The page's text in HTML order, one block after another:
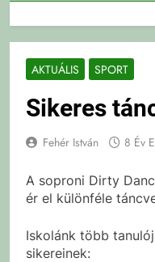
AKTUÁLIS SPORT
Sikeres
Fehér István 8 Év
A soproni Dirty
ér el különféle
Iskolánk több
sikereinek: